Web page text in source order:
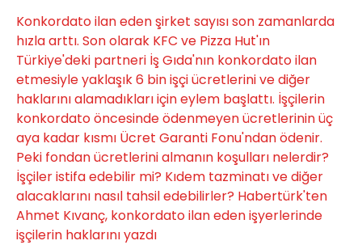
Konkordato ilan eden şirket sayısı son zamanlarda
hızla arttı. Son olarak KFC ve Pizza Hut'ın
Türkiye'deki partneri İş Gıda'nın konkordato ilan
etmesiyle yaklaşık 6 bin işçi ücretlerini ve diğer
haklarını alamadıkları için eylem başlattı. İşçilerin
konkordato öncesinde ödenmeyen ücretlerinin üç
aya kadar kısmı Ücret Garanti Fonu'ndan ödenir.
Peki fondan ücretlerini almanın koşulları nelerdir?
İşçiler istifa edebilir mi? Kıdem tazminatı ve diğer
alacaklarını nasıl tahsil edebilirler? Habertürk'ten
Ahmet Kıvanç, konkordato ilan eden işyerlerinde
işçilerin haklarını yazdı